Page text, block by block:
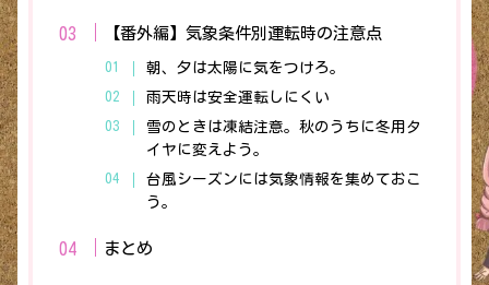
【番外編】気象条件別運転時の注意点
朝、夕は太陽に気をつけろ。
雨天時は安全運転しにくい
雪のときは凍結注意。秋のうちに冬用タ
イヤに変えよう。
台風シーズンには気象情報を集めておこ
う。
まとめ